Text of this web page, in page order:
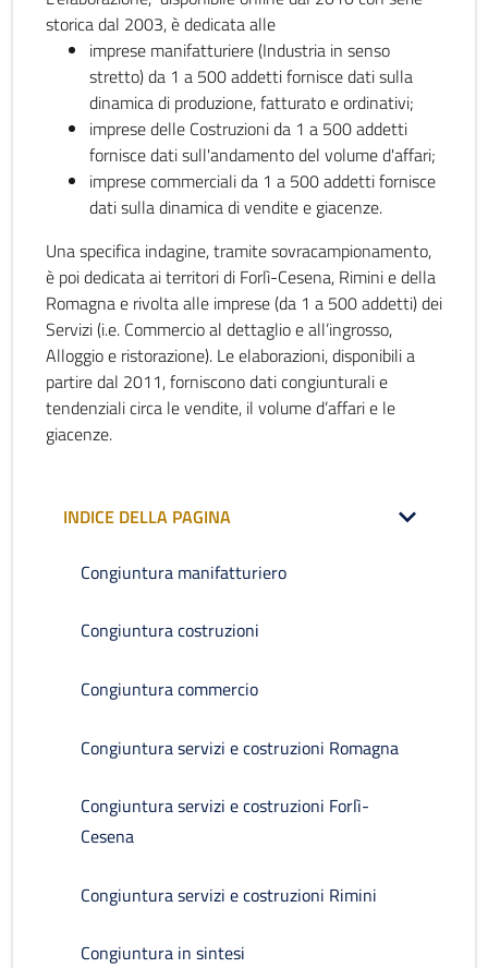
storica dal 2003, è dedicata alle
imprese manifatturiere (Industria in senso
stretto) da 1 a 500 addetti fornisce dati sulla
dinamica di produzione, fatturato e ordinativi;
imprese delle Costruzioni da 1 a 500 addetti
fornisce dati sull'andamento del volume d'affari;
imprese commerciali da 1 a 500 addetti fornisce
dati sulla dinamica di vendite e giacenze.
Una specifica indagine, tramite sovracampionamento,
è poi dedicata ai territori di Forlì-Cesena, Rimini e della
Romagna e rivolta alle imprese (da 1 a 500 addetti) dei
Servizi (i.e. Commercio al dettaglio e all’ingrosso,
Alloggio e ristorazione). Le elaborazioni, disponibili a
partire dal 2011, forniscono dati congiunturali e
tendenziali circa le vendite, il volume d’affari e le
giacenze.
INDICE DELLA PAGINA
Congiuntura manifatturiero
Congiuntura costruzioni
Congiuntura commercio
Congiuntura servizi e costruzioni Romagna
Congiuntura servizi e costruzioni Forlì-
Cesena
Congiuntura servizi e costruzioni Rimini
Congiuntura in sintesi